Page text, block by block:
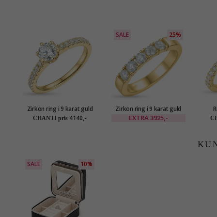
Zirkon ring i 9 karat guld
CHANTI pris 4140,-
SALE 25%
Zirkon ring i 9 karat guld
EXTRA 3925,-
SALE 10%